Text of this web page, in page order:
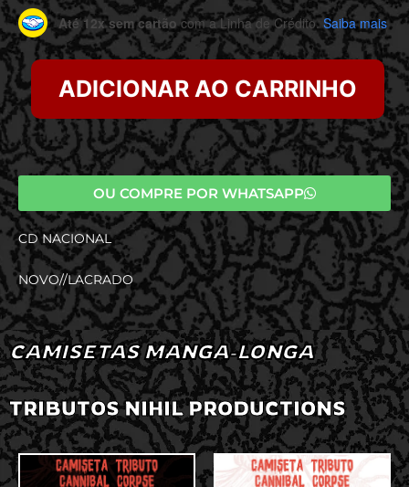
Até 12x sem cartãocom a Linha de Crédito. Saiba mais
ADICIONAR AO CARRINHO
OU COMPRE POR WHATSAPP
CD NACIONAL
NOVO//LACRADO
CAMISETAS MANGA-LONGA
TRIBUTOS NIHIL PRODUCTIONS